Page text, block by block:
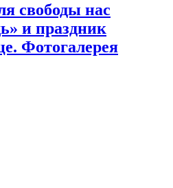
свободы нас
и праздник
Фотогалерея